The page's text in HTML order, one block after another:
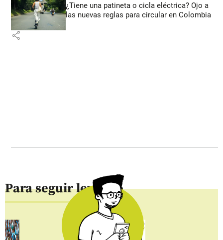
¿Tiene una patineta o cicla eléctrica? Ojo a
las nuevas reglas para circular en Colombia
share
Para seguir leyendo